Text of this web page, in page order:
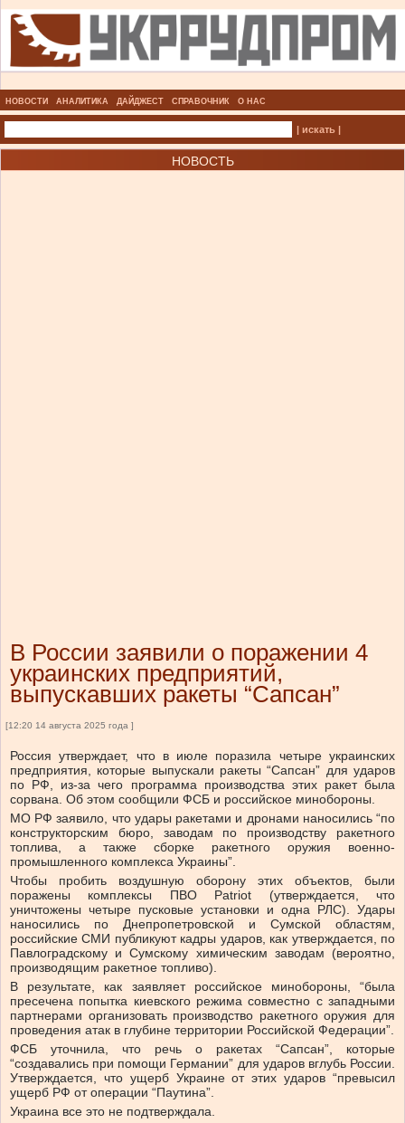
НОВОСТИ АНАЛИТИКА ДАЙДЖЕСТ СПРАВОЧНИК О НАС
| искать |
НОВОСТЬ
В России заявили о поражении 4
украинских предприятий,
выпускавших ракеты “Сапсан”
[12:20 14 августа 2025 года ]
Россия утверждает, что в июле поразила четыре украинских
предприятия, которые выпускали ракеты “Сапсан” для ударов
по РФ, из-за чего программа производства этих ракет была
сорвана. Об этом сообщили ФСБ и российское минобороны.
МО РФ заявило, что удары ракетами и дронами наносились “по
конструкторским бюро, заводам по производству ракетного
топлива, а также сборке ракетного оружия военно-
промышленного комплекса Украины”.
Чтобы пробить воздушную оборону этих объектов, были
поражены комплексы ПВО Patriot (утверждается, что
уничтожены четыре пусковые установки и одна РЛС). Удары
наносились по Днепропетровской и Сумской областям,
российские СМИ публикуют кадры ударов, как утверждается, по
Павлоградскому и Сумскому химическим заводам (вероятно,
производящим ракетное топливо).
В результате, как заявляет российское минобороны, “была
пресечена попытка киевского режима совместно с западными
партнерами организовать производство ракетного оружия для
проведения атак в глубине территории Российской Федерации”.
ФСБ уточнила, что речь о ракетах “Сапсан”, которые
“создавались при помощи Германии” для ударов вглубь России.
Утверждается, что ущерб Украине от этих ударов “превысил
ущерб РФ от операции “Паутина”.
Украина все это не подтверждала.